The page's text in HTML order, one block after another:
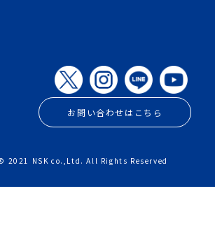
お問い合わせはこちら
2021 NSK co.,Ltd. All Rights Reserved